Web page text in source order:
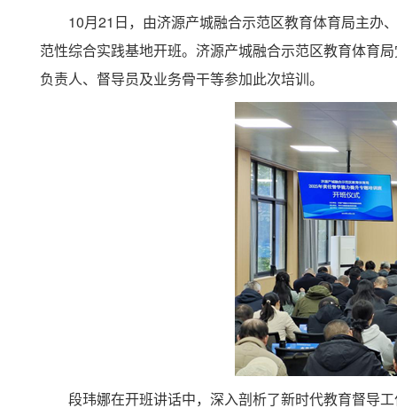
10月21日，由济源产城融合示范区教育体育局主办
范性综合实践基地开班。济源产城融合示范区教育体育
负责人、督导员及业务骨干等参加此次培训。
段玮娜在开班讲话中，深入剖析了新时代教育督导